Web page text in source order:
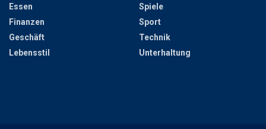
Essen
Finanzen
Geschäft
Lebensstil
Spiele
Sport
Technik
Unterhaltung